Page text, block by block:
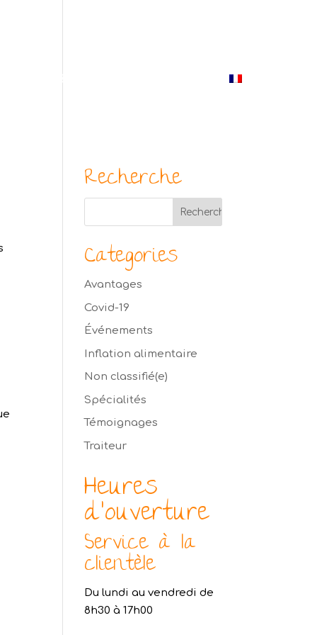
Recherche
Categories
Avantages
Covid-19
Événements
Inflation alimentaire
Non classifié(e)
Spécialités
Témoignages
Traiteur
Heures
d’ouverture
Service à la
clientèle
Du lundi au vendredi de
8h30 à 17h00